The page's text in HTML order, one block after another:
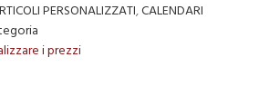
PERSONALIZZATI,CALENDARI
i prezzi